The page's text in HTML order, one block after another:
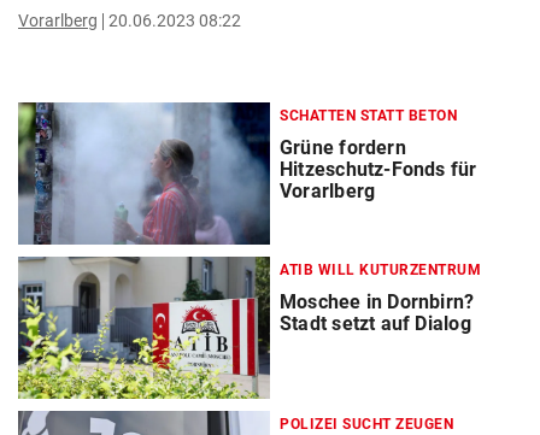
Vorarlberg 20.06.2023 08:22
SCHATTEN STATT BETON
Grüne fordern
Hitzeschutz-Fonds für
Vorarlberg
ATIB WILL KUTURZENTRUM
Moschee in Dornbirn?
Stadt setzt auf Dialog
POLIZEI SUCHT ZEUGEN